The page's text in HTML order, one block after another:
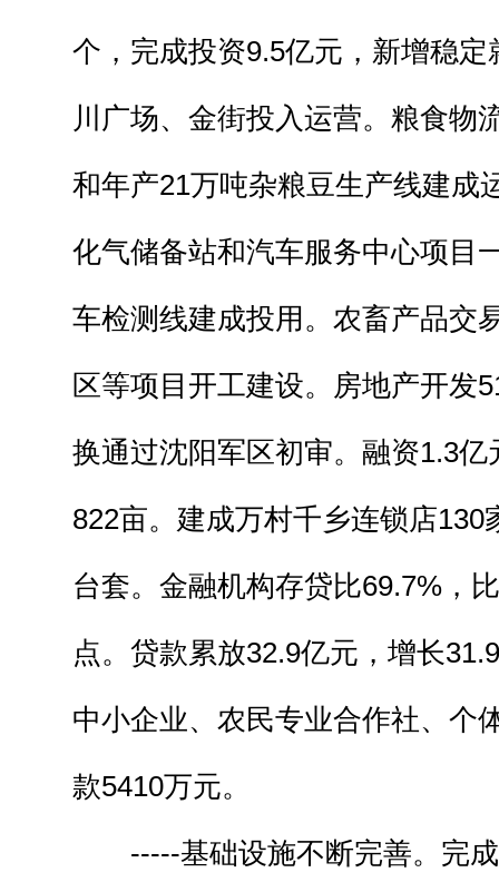
个，完成投资9.5亿元，新增稳定
川广场、金街投入运营。粮食物
和年产21万吨杂粮豆生产线建成
化气储备站和汽车服务中心项目
车检测线建成投用。农畜产品交
区等项目开工建设。房地产开发
换通过沈阳军区初审。融资1.3
822亩。建成万村千乡连锁店130
台套。金融机构存贷比69.7%，
点。贷款累放32.9亿元，增长
中小企业、农民专业合作社、个
款5410万元。
-----基础设施不断完善。完成